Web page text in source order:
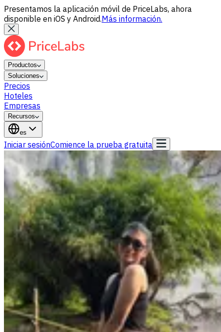
Presentamos la aplicación móvil de PriceLabs, ahora
disponible en iOS y Android.Más información.
Productos
Soluciones
Precios
Hoteles
Empresas
Recursos
es
Iniciar sesiónComience la prueba gratuita